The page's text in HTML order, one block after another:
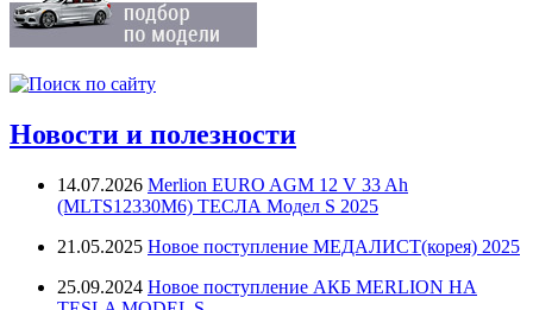
Новости и полезности
14.07.2026 Merlion EURO AGM 12 V 33 Ah
(MLTS12330M6) ТЕСЛА Модел S 2025
21.05.2025 Новое поступление МЕДАЛИСТ(корея) 2025
25.09.2024 Новое поступление АКБ MERLION НА